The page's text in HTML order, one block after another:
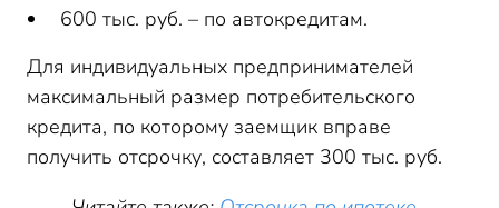
600 тыс. руб. – по автокредитам.
Для индивидуальных предпринимателей
максимальный размер потребительского
кредита, по которому заемщик вправе
получить отсрочку, составляет 300 тыс. руб.